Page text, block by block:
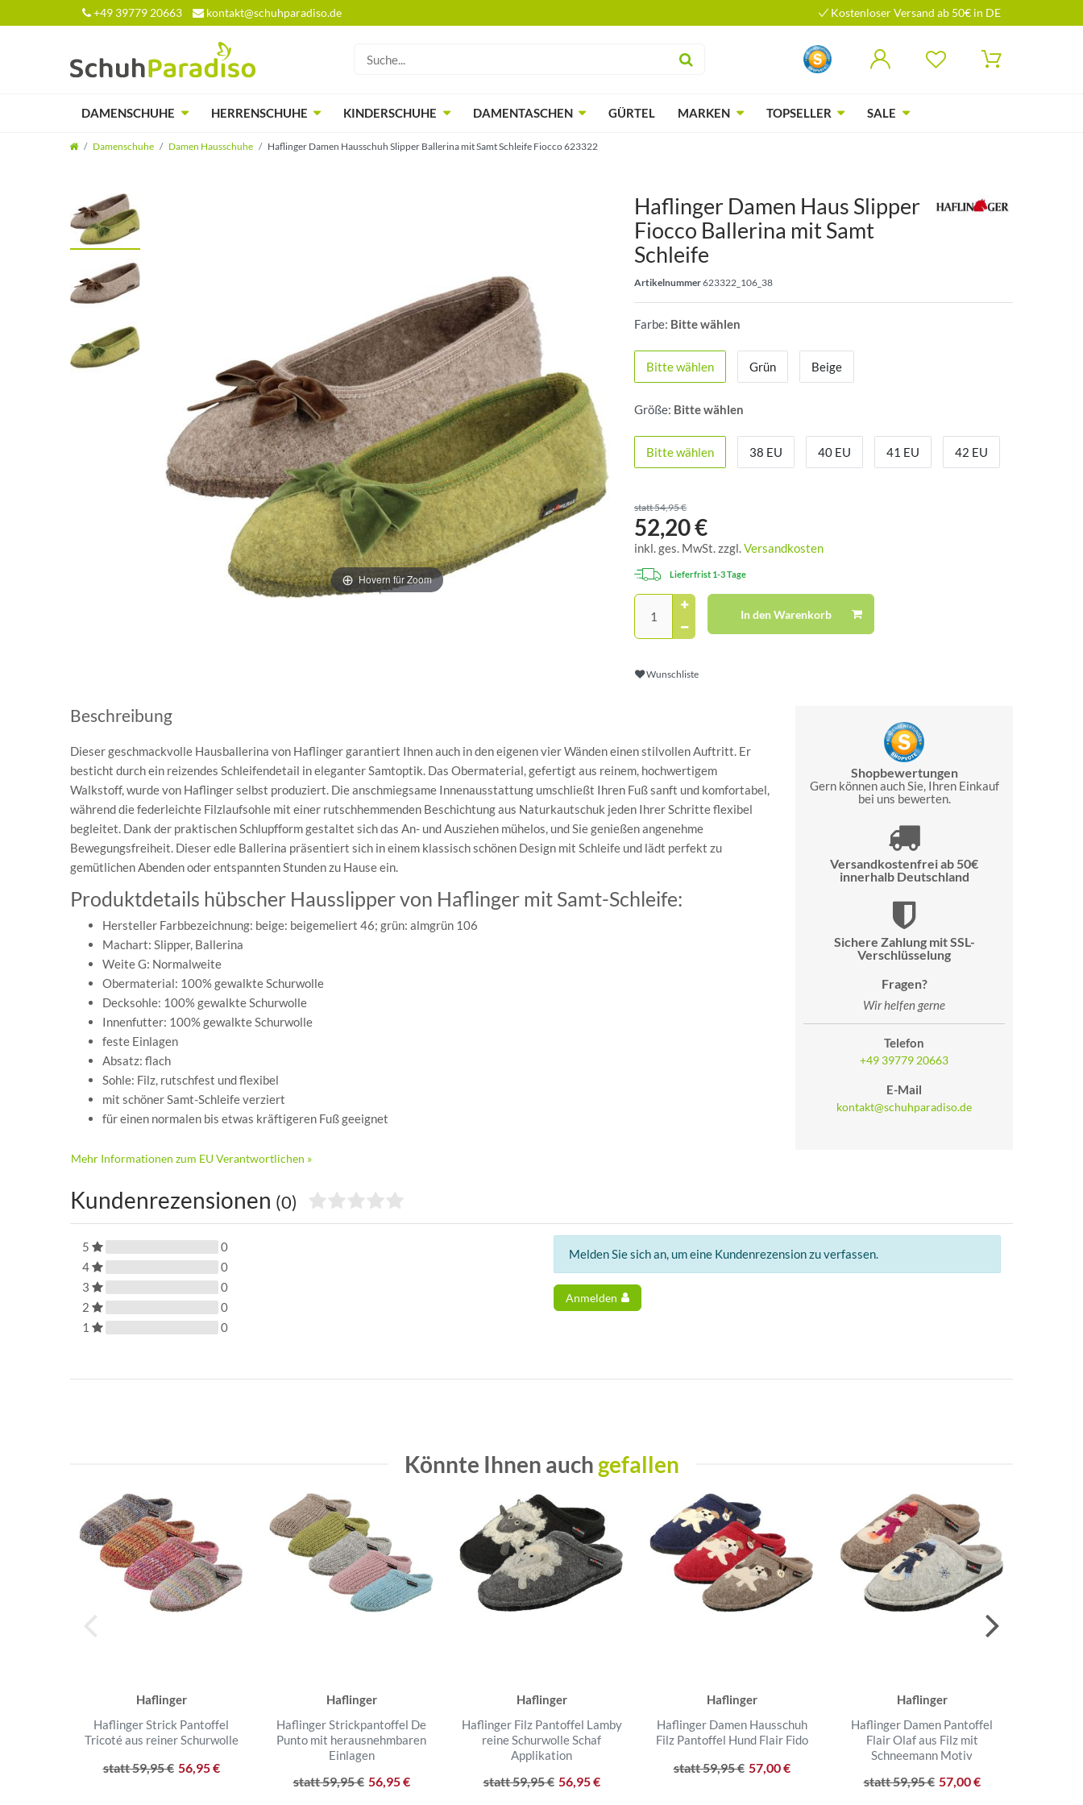
+49 39779 20663 kontakt@schuhparadiso.de Kostenloser Versand ab 50€ in DE
DAMENSCHUHE HERRENSCHUHE KINDERSCHUHE DAMENTASCHEN GÜRTEL MARKEN TOPSELLER SALE
Damenschuhe Damen Hausschuhe Haflinger Damen Hausschuh Slipper Ballerina mit Samt Schleife Fiocco 623322
Hovern für Zoom
Haflinger Damen Haus Slipper
Fiocco Ballerina mit Samt
Schleife
Artikelnummer623322_106_38
Farbe: Bitte wählen
Bitte wählen Grün Beige
Größe: Bitte wählen
Bitte wählen 38 EU 40 EU 41 EU 42 EU
statt 54,95 €
52,20 €
inkl. ges. MwSt. zzgl.Versandkosten
Lieferfrist 1-3 Tage
In den Warenkorb
Wunschliste
Beschreibung
Dieser geschmackvolle Hausballerina von Haflinger garantiert Ihnen auch in den eigenen vier Wänden einen stilvollen Auftritt. Er
besticht durch ein reizendes Schleifendetail in eleganter Samtoptik. Das Obermaterial, gefertigt aus reinem, hochwertigem
Walkstoff, wurde von Haflinger selbst produziert. Die anschmiegsame Innenausstattung umschließt Ihren Fuß sanft und komfortabel,
während die federleichte Filzlaufsohle mit einer rutschhemmenden Beschichtung aus Naturkautschuk jeden Ihrer Schritte flexibel
begleitet. Dank der praktischen Schlupfform gestaltet sich das An- und Ausziehen mühelos, und Sie genießen angenehme
Bewegungsfreiheit. Dieser edle Ballerina präsentiert sich in einem klassisch schönen Design mit Schleife und lädt perfekt zu
gemütlichen Abenden oder entspannten Stunden zu Hause ein.
Produktdetails hübscher Hausslipper von Haflinger mit Samt-Schleife:
Hersteller Farbbezeichnung: beige: beigemeliert 46; grün: almgrün 106
Machart: Slipper, Ballerina
Weite G: Normalweite
Obermaterial: 100% gewalkte Schurwolle
Decksohle: 100% gewalkte Schurwolle
Innenfutter: 100% gewalkte Schurwolle
feste Einlagen
Absatz: flach
Sohle: Filz, rutschfest und flexibel
mit schöner Samt-Schleife verziert
für einen normalen bis etwas kräftigeren Fuß geeignet
Mehr Informationen zum EU Verantwortlichen »
Shopbewertungen
Gern können auch Sie, Ihren Einkauf
bei uns bewerten.
Versandkostenfrei ab 50€
innerhalb Deutschland
Sichere Zahlung mit SSL-
Verschlüsselung
Fragen?
Wir helfen gerne
Telefon
+49 39779 20663
E-Mail
kontakt@schuhparadiso.de
Kundenrezensionen (0)
5
0
4
0
3
0
2
0
1
0
Melden Sie sich an, um eine Kundenrezension zu verfassen.
Anmelden
Könnte Ihnen auch gefallen
Haflinger
Haflinger Strick Pantoffel
Tricoté aus reiner Schurwolle
statt 59,95 € 56,95 €
Haflinger
Haflinger Strickpantoffel De
Punto mit herausnehmbaren
Einlagen
statt 59,95 € 56,95 €
Haflinger
Haflinger Filz Pantoffel Lamby
reine Schurwolle Schaf
Applikation
statt 59,95 € 56,95 €
Haflinger
Haflinger Damen Hausschuh
Filz Pantoffel Hund Flair Fido
statt 59,95 € 57,00 €
Haflinger
Haflinger Damen Pantoffel
Flair Olaf aus Filz mit
Schneemann Motiv
statt 59,95 € 57,00 €